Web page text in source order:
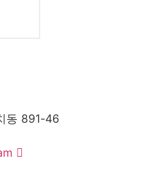
동 891-46